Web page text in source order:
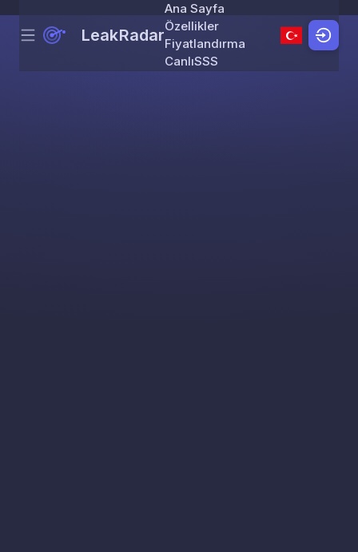
Skip to content
Menu LeakRadar
Ana Sayfa
Özellikler
Fiyatlandırma
CanlıSSS